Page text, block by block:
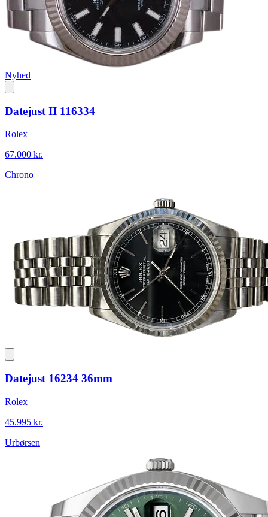
Nyhed
Datejust II 116334
Rolex
67.000 kr.
Chrono
Datejust 16234 36mm
Rolex
45.995 kr.
Urbørsen